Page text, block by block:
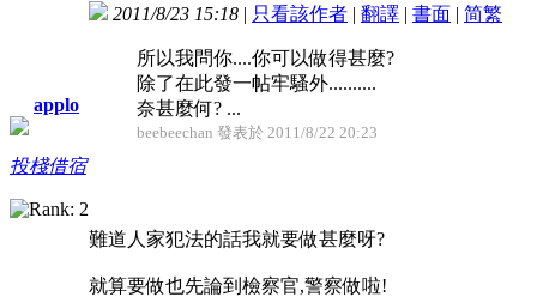
applo
投棧借宿
2011/8/23 15:18 | 只看該作者 | 翻譯 | 書面 | 简繁
所以我問你....你可以做得甚麼?
除了在此發一帖牢騷外..........
奈甚麼何? ...
beebeechan 發表於 2011/8/22 20:23
難道人家犯法的話我就要做甚麼呀?
就算要做也先論到檢察官,警察做啦!